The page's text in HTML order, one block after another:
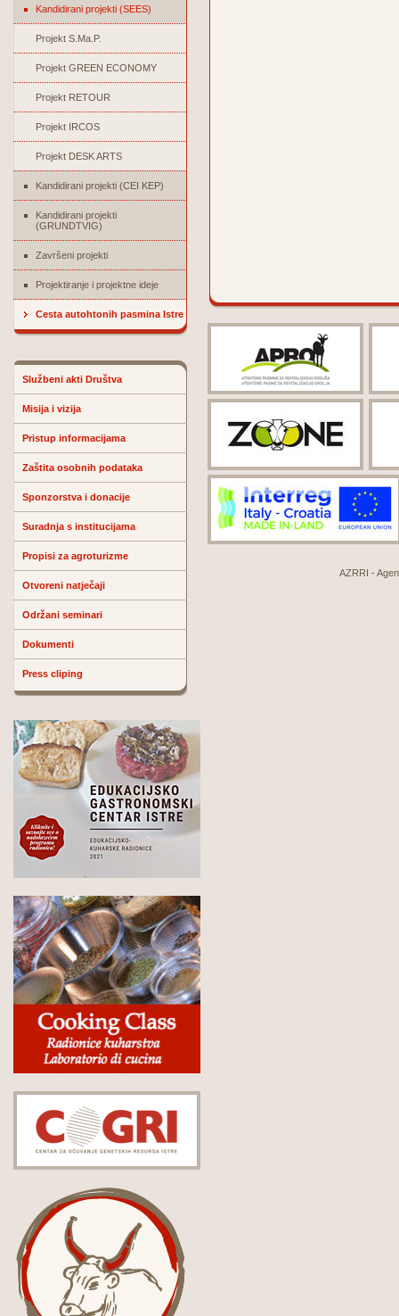
Kandidirani projekti (SEES)
Projekt S.Ma.P.
Projekt GREEN ECONOMY
Projekt RETOUR
Projekt IRCOS
Projekt DESK ARTS
Kandidirani projekti (CEI KEP)
Kandidirani projekti
(GRUNDTVIG)
Završeni projekti
Projektiranje i projektne ideje
Cesta autohtonih pasmina Istre
Službeni akti Društva
Misija i vizija
Pristup informacijama
Zaštita osobnih podataka
Sponzorstva i donacije
Suradnja s institucijama
Propisi za agroturizme
Otvoreni natječaji
Održani seminari
Dokumenti
Press cliping
AZRRI -